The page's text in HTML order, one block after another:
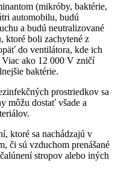
(mikróby, baktérie,
automobilu, budú
a budú neutralizované
ktoré boli zachytené z
do ventilátora, kde ich
Viac ako 12 000 V zničí
baktérie.
prostriedkov sa
môžu dostať všade a
ktoré sa nachádzajú v
či sú vzduchom prenášané
stropov alebo iných